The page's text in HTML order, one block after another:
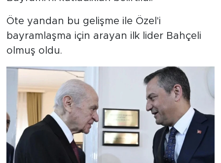
Öte yandan bu gelişme ile Özel'i
bayramlaşma için arayan ilk lider Bahçeli
olmuş oldu.